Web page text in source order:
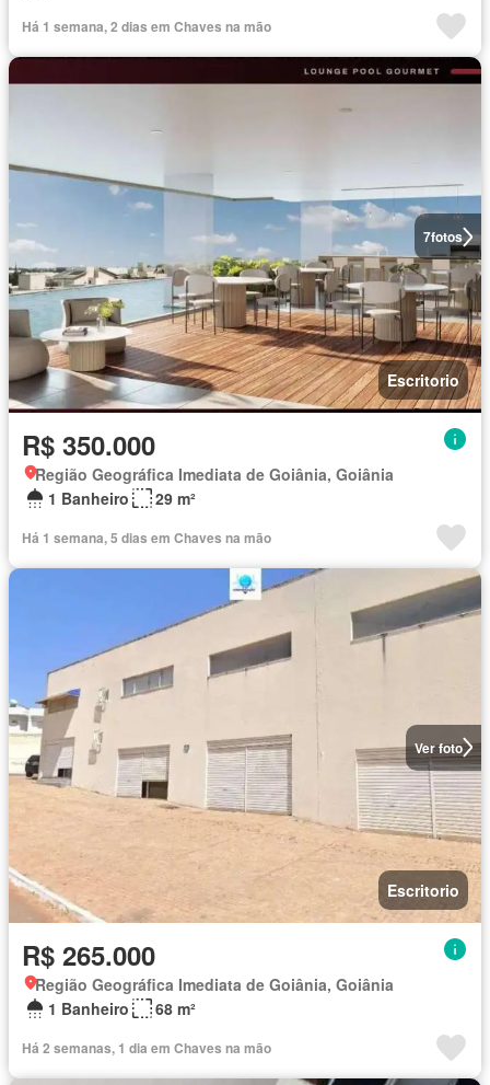
Há 1 semana, 2 dias em Chaves na mão
7fotos
Escritorio
R$ 350.000
Região Geográfica Imediata de Goiânia, Goiânia
1 Banheiro
29 m²
Há 1 semana, 5 dias em Chaves na mão
Ver foto
Escritorio
R$ 265.000
Região Geográfica Imediata de Goiânia, Goiânia
1 Banheiro
68 m²
Há 2 semanas, 1 dia em Chaves na mão